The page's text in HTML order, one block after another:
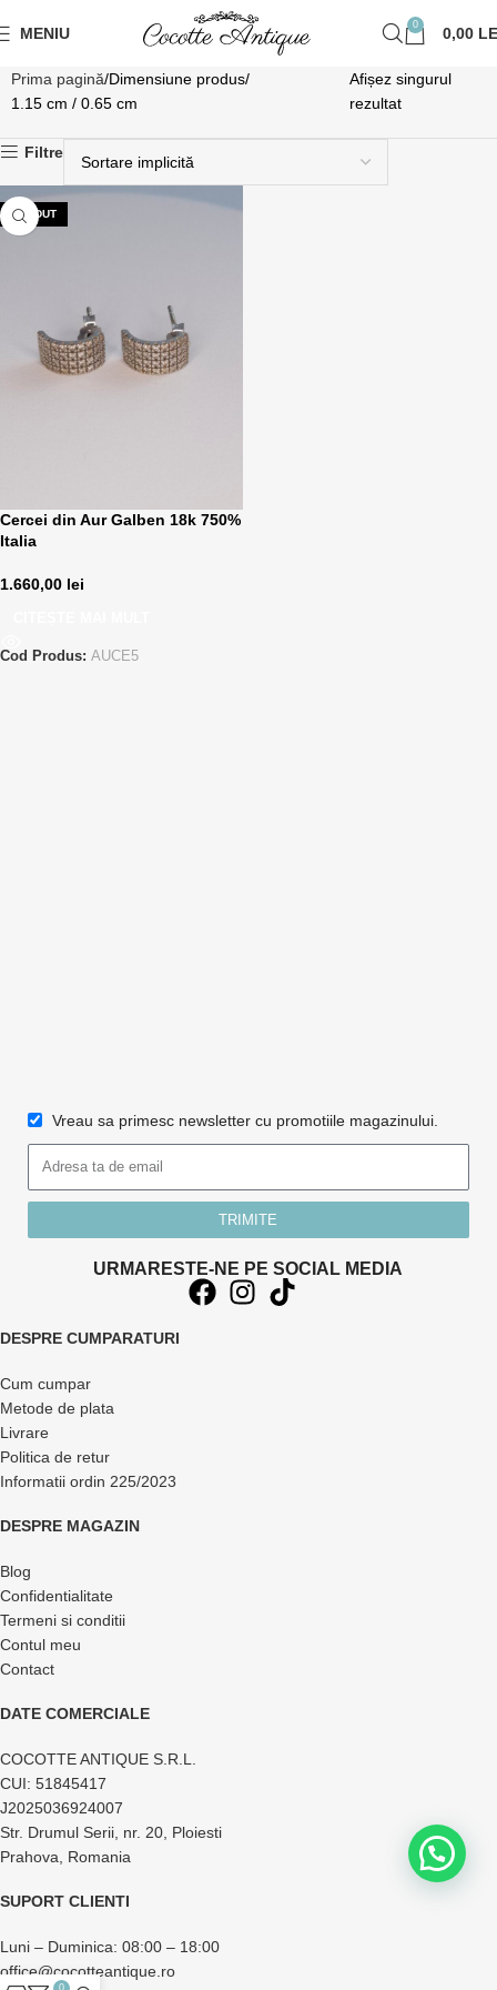
MENIU 0 0,00
Prima pagină Dimensiune produs
1.15 cm / 0.65 cm
Afișez singurul
rezultat
Filtre
VÂNDUT
Cercei din Aur Galben 18k 750%
Italia
1.660,00 lei
Cod Produs: AUCE5
Vreau sa primesc newsletter cu promotiile magazinului.
TRIMITE
URMARESTE-NE PE SOCIAL MEDIA
DESPRE CUMPARATURI
Cum cumpar
Metode de plata
Livrare
Politica de retur
Informatii ordin 225/2023
DESPRE MAGAZIN
Blog
Confidentialitate
Termeni si conditii
Contul meu
Contact
DATE COMERCIALE
COCOTTE ANTIQUE S.R.L.
CUI: 51845417
J2025036924007
Str. Drumul Serii, nr. 20, Ploiesti
Prahova, Romania
SUPORT CLIENTI
Luni – Duminica: 08:00 – 18:00
office@cocotteantique.ro
0